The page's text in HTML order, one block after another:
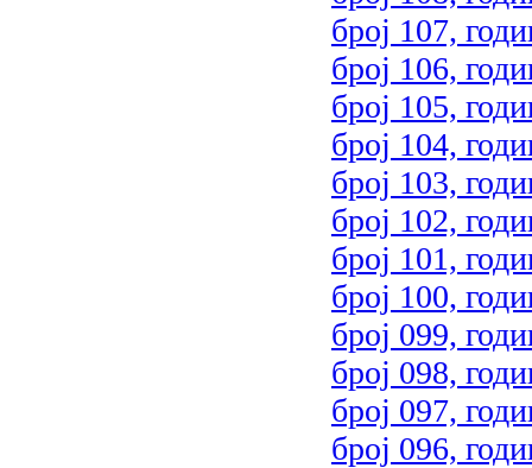
број 107,
број 106,
број 105,
број 104,
број 103,
број 102,
број 101,
број 100,
број 099,
број 098,
број 097,
број 096,